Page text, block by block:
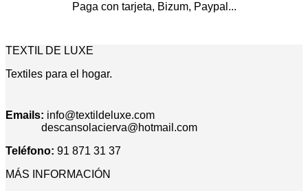
Paga con tarjeta, Bizum, Paypal...
TEXTIL DE LUXE
Textiles para el hogar.
Emails: info@textildeluxe.com
descansolacierva@hotmail.com
Teléfono: 91 871 31 37
MÁS INFORMACIÓN